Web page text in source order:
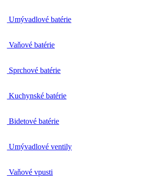
Umývadlové batérie
Vaňové batérie
Sprchové batérie
Kuchynské batérie
Bidetové batérie
Umývadlové ventily
Vaňové vpusti